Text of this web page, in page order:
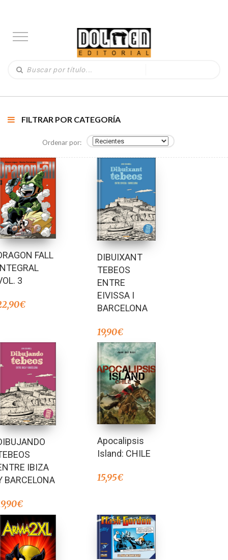
FILTRAR POR CATEGORÍA
Ordenar por:
FALL
3
€
DIBUIXANT
TEBEOS
ENTRE
EIVISSA I
BARCELONA
19,90€
IBIZA
BARCELONA
€
Apocalipsis
Island: CHILE
15,95€